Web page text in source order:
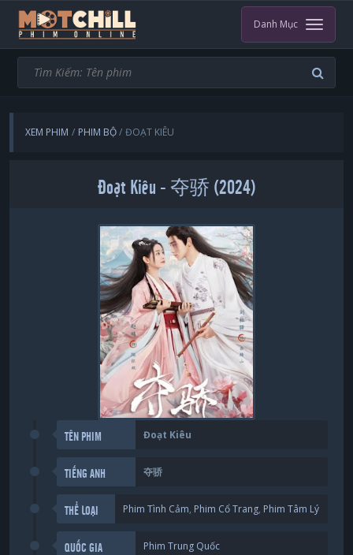
Danh Mục
XEM PHIM PHIM BỘ ĐOẠT KIÊU
Đoạt Kiêu - 夺骄 (2024)
TÊN PHIM Đoạt Kiêu
TIẾNG ANH 夺骄
THỂ LOẠI Phim Tình Cảm, Phim Cổ Trang, Phim Tâm Lý
QUỐC GIA Phim Trung Quốc